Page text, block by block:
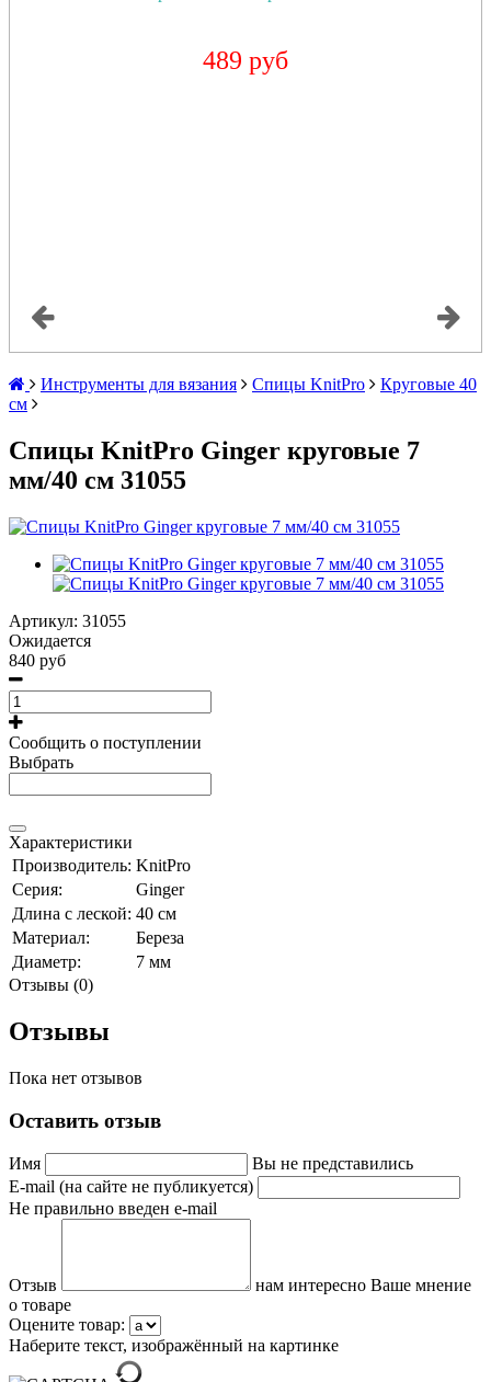
489 руб
Инструменты для вязания Спицы KnitPro
Круговые 40
см
Спицы KnitPro Ginger круговые 7
мм/40 см 31055
Артикул: 31055
Ожидается
840 руб
Сообщить о поступлении
Выбрать
Характеристики
Производитель: KnitPro
Серия:
Ginger
Длина с леской: 40 см
Материал:
Береза
Диаметр:
7 мм
Отзывы (0)
Отзывы
Пока нет отзывов
Оставить отзыв
Имя
Вы не представились
E-mail (на сайте не публикуется)
Не правильно введен e-mail
Отзыв
нам интересно Ваше мнение
о товаре
Оцените товар:
Наберите текст, изображённый на картинке